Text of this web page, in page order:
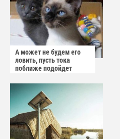
А может не будем его
ловить, пусть тока
поближе подойдет